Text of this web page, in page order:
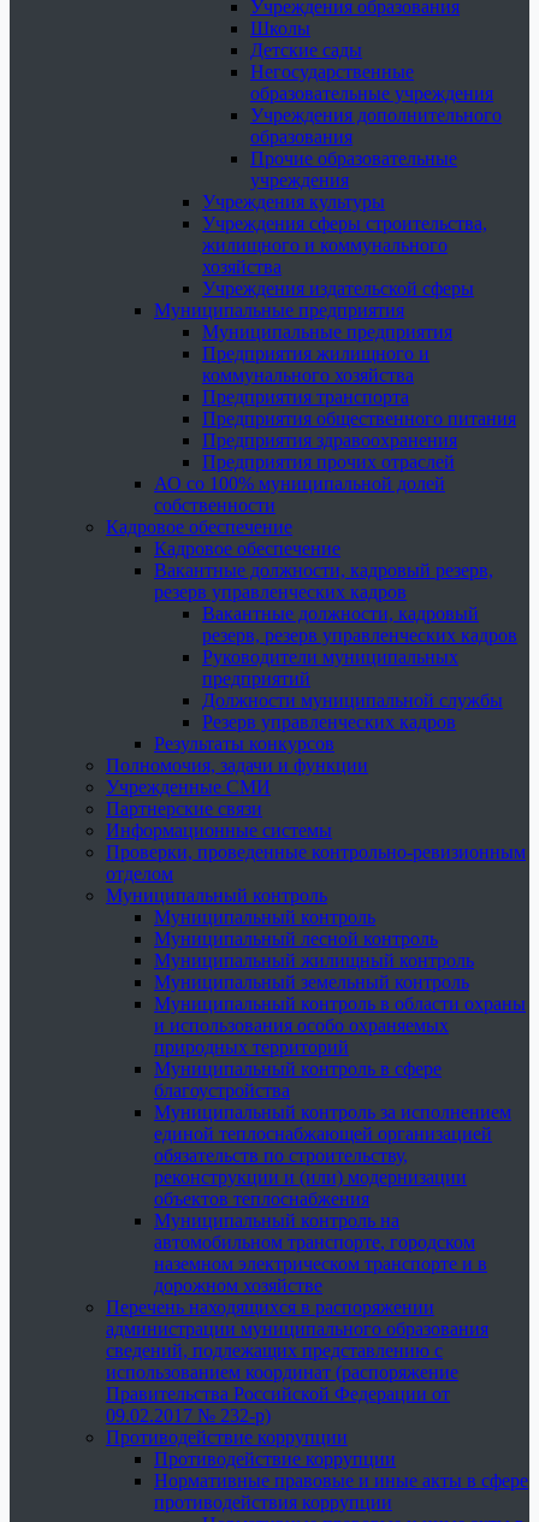
Учреждения образования
Школы
Детские сады
Негосударственные
образовательные учреждения
Учреждения дополнительного
образования
Прочие образовательные
учреждения
Учреждения культуры
Учреждения сферы строительства,
жилищного и коммунального
хозяйства
Учреждения издательской сферы
Муниципальные предприятия
Муниципальные предприятия
Предприятия жилищного и
коммунального хозяйства
Предприятия транспорта
Предприятия общественного питания
Предприятия здравоохранения
Предприятия прочих отраслей
АО со 100% муниципальной долей
собственности
Кадровое обеспечение
Кадровое обеспечение
Вакантные должности, кадровый резерв,
резерв управленческих кадров
Вакантные должности, кадровый
резерв, резерв управленческих кадров
Руководители муниципальных
предприятий
Должности муниципальной службы
Резерв управленческих кадров
Результаты конкурсов
Полномочия, задачи и функции
Учрежденные СМИ
Партнерские связи
Информационные системы
Проверки, проведенные контрольно-ревизионным
отделом
Муниципальный контроль
Муниципальный контроль
Муниципальный лесной контроль
Муниципальный жилищный контроль
Муниципальный земельный контроль
Муниципальный контроль в области охраны
и использования особо охраняемых
природных территорий
Муниципальный контроль в сфере
благоустройства
Муниципальный контроль за исполнением
единой теплоснабжающей организацией
обязательств по строительству,
реконструкции и (или) модернизации
объектов теплоснабжения
Муниципальный контроль на
автомобильном транспорте, городском
наземном электрическом транспорте и в
дорожном хозяйстве
Перечень находящихся в распоряжении
администрации муниципального образования
сведений, подлежащих представлению с
использованием координат (распоряжение
Правительства Российской Федерации от
09.02.2017 № 232-р)
Противодействие коррупции
Противодействие коррупции
Нормативные правовые и иные акты в сфере
противодействия коррупции